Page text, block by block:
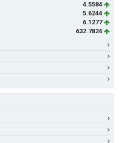
4.5584
5.6244
6.1277
632.7824